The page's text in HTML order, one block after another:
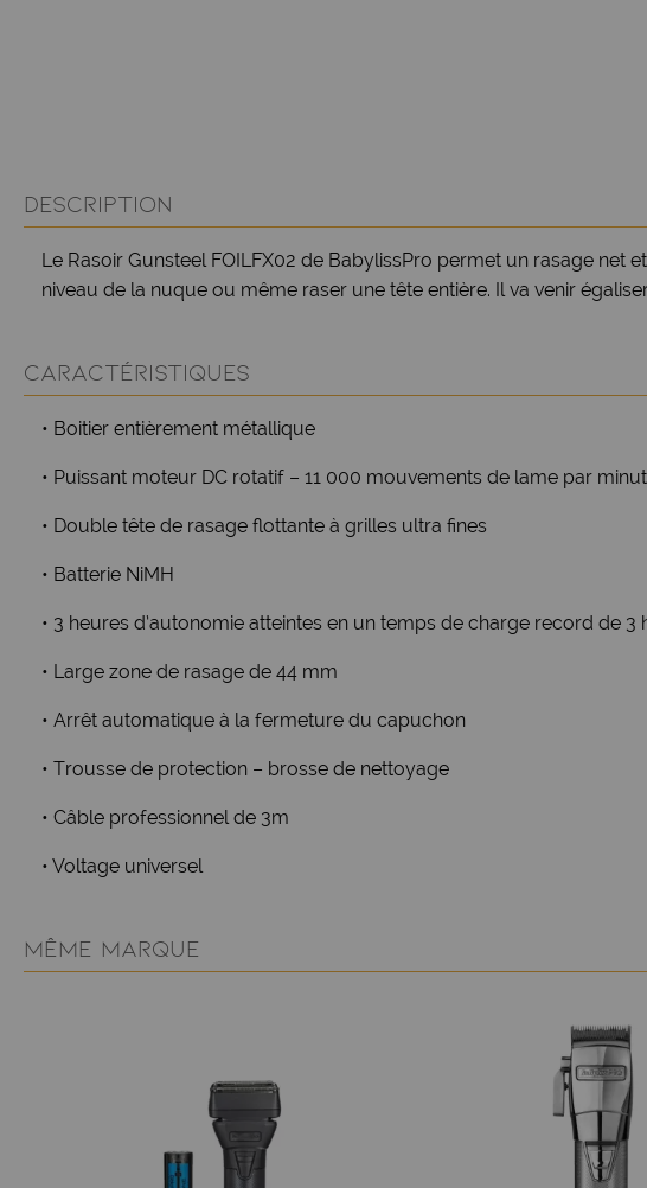
DESCRIPTION
Le Rasoir Gunsteel FOILFX02 de BabylissPro permet un rasage net
niveau de la nuque ou même raser une tête entière. Il va venir
CARACTÉRISTIQUES
• Boitier entièrement métallique
• Puissant moteur DC rotatif – 11 000 mouvements de lame par
• Double tête de rasage flottante à grilles ultra fines
• Batterie NiMH
• 3 heures d’autonomie atteintes en un temps de charge record de 3
• Large zone de rasage de 44 mm
• Arrêt automatique à la fermeture du capuchon
• Trousse de protection – brosse de nettoyage
• Câble professionnel de 3m
• Voltage universel
MÊME MARQUE